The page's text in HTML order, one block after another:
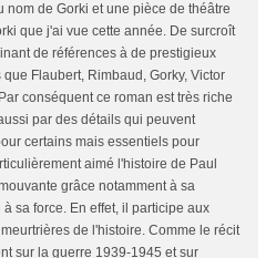
nom de Gorki et une pièce de théâtre
que j'ai vue cette année. De surcroît
de références à de prestigieux
Flaubert, Rimbaud, Gorky, Victor
conséquent ce roman est très riche
par des détails qui peuvent
certains mais essentiels pour
aimé l'histoire de Paul
grâce notamment à sa
sa force. En effet, il participe aux
de l'histoire. Comme le récit
sur la guerre 1939-1945 et sur